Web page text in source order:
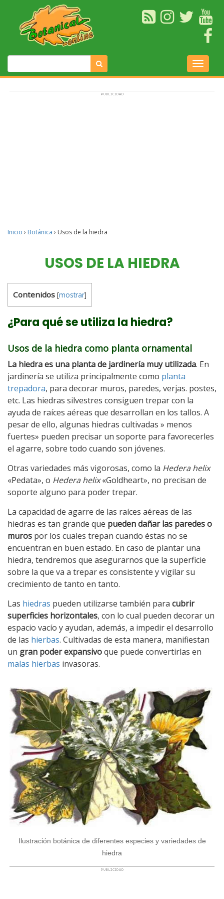
Inicio › Botánica › Usos de la hiedra
USOS DE LA HIEDRA
Contenidos [mostrar]
¿Para qué se utiliza la hiedra?
Usos de la hiedra como planta ornamental
La hiedra es una planta de jardinería muy utilizada. En
jardinería se utiliza principalmente como planta
trepadora, para decorar muros, paredes, verjas. postes,
etc. Las hiedras silvestres consiguen trepar con la
ayuda de raíces aéreas que desarrollan en los tallos. A
pesar de ello, algunas hiedras cultivadas » menos
fuertes» pueden precisar un soporte para favorecerles
el agarre, sobre todo cuando son jóvenes.
Otras variedades más vigorosas, como la Hedera helix
«Pedata», o Hedera helix«Goldheart», no precisan de
soporte alguno para poder trepar.
La capacidad de agarre de las raíces aéreas de las
hiedras es tan grande que pueden dañar las paredes o
muros por los cuales trepan cuando éstas no se
encuentran en buen estado. En caso de plantar una
hiedra, tendremos que asegurarnos que la superficie
sobre la que va a trepar es consistente y vigilar su
crecimiento de tanto en tanto.
Las hiedras pueden utilizarse también para cubrir
superficies horizontales, con lo cual pueden decorar un
espacio vacío y ayudan, además, a impedir el desarrollo
de las hierbas. Cultivadas de esta manera, manifiestan
un gran poder expansivoque puede convertirlas en
malas hierbas invasoras.
Ilustración botánica de diferentes especies y variedades de
hiedra